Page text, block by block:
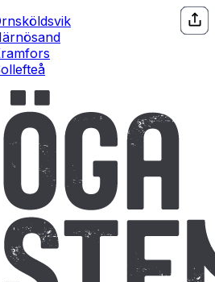
(öppnas i ny flik)
(öppnas i ny flik)
(öppnas i ny flik)